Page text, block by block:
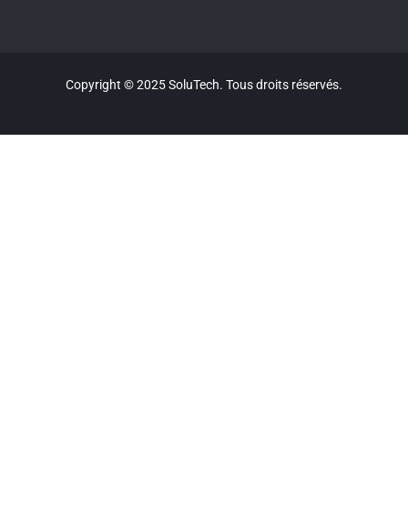
Copyright © 2025 SoluTech. Tous droits réservés.